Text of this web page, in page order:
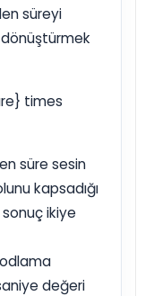
süreyi
times
süre sesin
kapsadığı
ikiye
değeri